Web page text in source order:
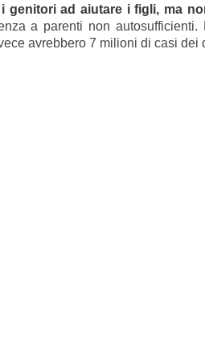
genitori ad aiutare i figli, ma
a parenti non
avrebbero 7 milioni di casi dei